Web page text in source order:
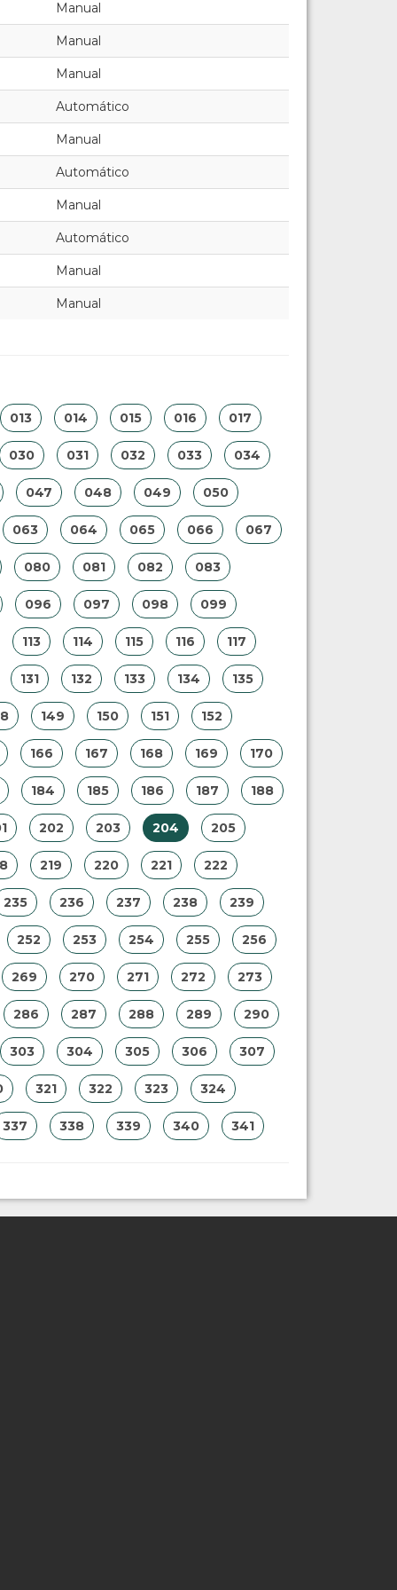
Manual
Manual
Manual
Automático
Manual
Automático
Manual
Automático
Manual
Manual
013 014 015 016 017
030 031 032 033 034
047 048 049 050
063 064 065 066 067
080 081 082 083
096 097 098 099
113 114 115 116 117
131 132 133 134 135
149 150 151 152
166 167 168 169 170
184 185 186 187 188
202 203 204 205
219 220 221 222
235 236 237 238 239
252 253 254 255 256
269 270 271 272 273
286 287 288 289 290
303 304 305 306 307
321 322 323 324
337 338 339 340 341